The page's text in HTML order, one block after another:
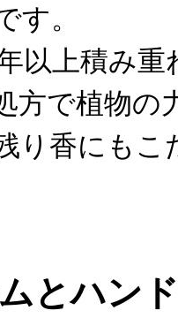
す。
以上積み
方で植物の
り香にもこ
とハン